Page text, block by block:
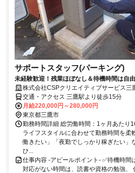
サポートスタッフ(パーキング)
未経験歓迎！残業ほぼなし＆待機時間は自
株式会社CSPクリエイティブサービス三
交通・アクセス 三鷹駅より徒歩15分
月給220,000円～280,000円
東京都三鷹市
勤務時間詳細 総労働時間：1ヶ月あたり
ライフスタイルに合わせて勤務時間を
働きたい」「夜勤でしっかり稼ぎたい」
ひ...
仕事内容 -アピールポイント- ✅待機時間
対応がない時間は、読書や資格の勉強、